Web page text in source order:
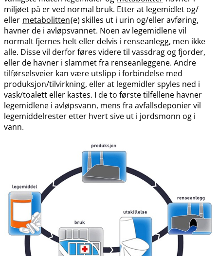
miljøet på er ved normal bruk. Etter at legemidlet og​/​
eller metabolitten(e) skilles ut i urin og​/​eller avføring,
havner de i avløpsvannet. Noen av legemidlene vil
normalt fjernes helt eller delvis i renseanlegg, men ikke
alle. Disse vil derfor føres videre til vassdrag og fjorder,
eller de havner i slammet fra renseanleggene. Andre
tilførselsveier kan være utslipp i forbindelse med
produksjon​/​tilvirkning, eller at legemidler spyles ned i
vask​/​toalett eller kastes. I de to første tilfellene havner
legemidlene i avløpsvann, mens fra avfallsdeponier vil
legemiddelrester etter hvert sive ut i jordsmonn og i
vann.